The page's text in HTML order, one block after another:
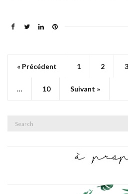
« Précédent 1 2 3
… 10 Suivant »